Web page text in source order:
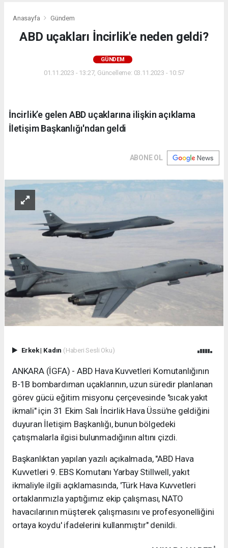
Anasayfa Gündem
ABD uçakları İncirlik'e neden geldi?
GÜNDEM
01.11.2023 - 13:27, Güncelleme: 03.11.2023 - 10:57
İncirlik’e gelen ABD uçaklarına ilişkin açıklama
İletişim Başkanlığı'ndan geldi
ABONE OL
Erkek| Kadın (Haberi Sesli Oku)
ANKARA (İGFA) - ABD Hava Kuvvetleri Komutanlığının
B-1B bombardıman uçaklarının, uzun süredir planlanan
görev gücü eğitim misyonu çerçevesinde "sıcak yakıt
ikmali" için 31 Ekim Salı İncirlik Hava Üssü'ne geldiğini
duyuran İletişim Başkanlığı, bunun bölgedeki
çatışmalarla ilgisi bulunmadığının altını çizdi.
Başkanlıktan yapılan yazılı açıkalmada, "ABD Hava
Kuvvetleri 9. EBS Komutanı Yarbay Stillwell, yakıt
ikmaliyle ilgili açıklamasında, 'Türk Hava Kuvvetleri
ortaklarımızla yaptığımız ekip çalışması, NATO
havacılarının müşterek çalışmasını ve profesyonelliğini
ortaya koydu' ifadelerini kullanmıştır" denildi.